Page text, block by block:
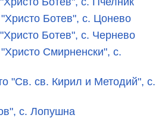
Ботев", с. Цонево
Ботев", с. Чернево
Смирненски", с.
"Св. св. Кирил и Методий", с.
с. Лопушна